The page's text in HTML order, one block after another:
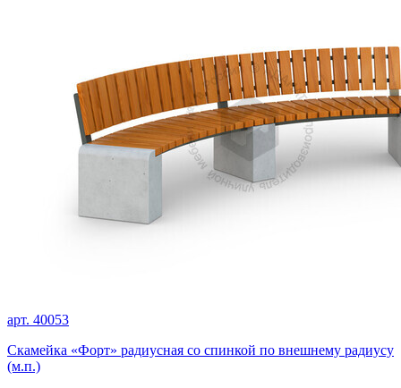
арт. 40053
Скамейка «Форт» радиусная со спинкой по внешнему радиусу
(м.п.)